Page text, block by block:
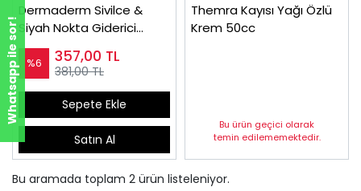
Dermaderm Sivilce &
Siyah Nokta Giderici
Krem
%6 357,00 TL
381,00 TL
Sepete Ekle
Satın Al
Themra Kayısı Yağı Özlü
Krem 50cc
Bu ürün geçici olarak
temin edilememektedir.
Bu aramada toplam 2 ürün listeleniyor.
Whatsapp ile sor!